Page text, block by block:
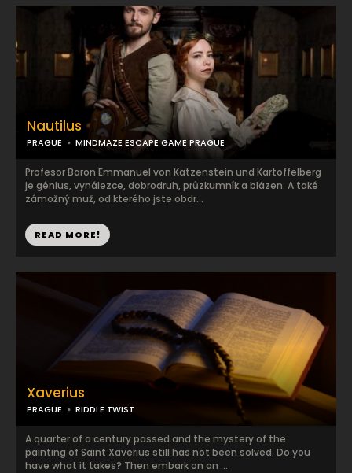
Nautilus
PRAGUE MINDMAZE ESCAPE GAME PRAGUE
Profesor Baron Emmanuel von Katzenstein und Kartoffelberg
je génius, vynálezce, dobrodruh, průzkumník a blázen. A také
zámožný muž, od kterého jste obdr...
READ MORE!
Xaverius
PRAGUE RIDDLE TWIST
A quarter of a century passed and the mystery of the
painting of Saint Xaverius still has not been solved. Do you
have what it takes? Then embark on an ...